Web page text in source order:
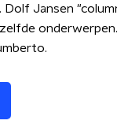
Dolf Jansen